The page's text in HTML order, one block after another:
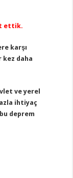
ettik.
karşı
kez daha
ve yerel
ihtiyaç
deprem